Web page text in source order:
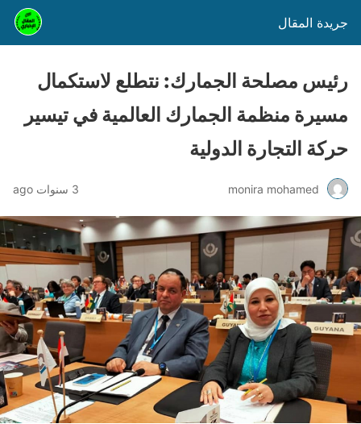
جريدة المقال
رئيس مصلحة الجمارك: نتطلع لاستكمال
مسيرة منظمة الجمارك العالمية في تيسير
حركة التجارة الدولية
monira mohamed 3 سنوات ago